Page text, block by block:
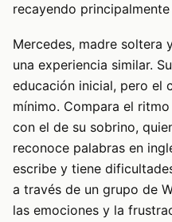
recayendo
Mercedes, madre soltera
una experiencia similar.
educación inicial, pero el
mínimo. Compara el
con el de su sobrino,
reconoce palabras en
escribe y tiene
a través de un grupo de
las emociones y la